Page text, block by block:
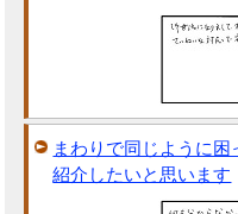
まわりで同じように
紹介したいと思います